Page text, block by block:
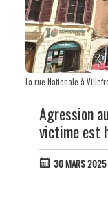
La rue Nationale à
Agression
victime est
30 MARS